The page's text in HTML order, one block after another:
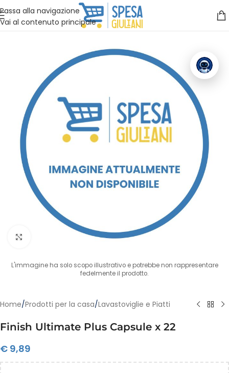
Passa alla navigazione
Vai al contenuto principale
Vuoi assistenza?Clicca qui e ti richiamiamo noi
Clicca per ingrandire
L'immagine ha solo scopo illustrativo e potrebbe non rappresentare
fedelmente il prodotto.
Home/Prodotti per la casa/Lavastoviglie e Piatti
Finish Ultimate Plus Capsule x 22
€ 9,89